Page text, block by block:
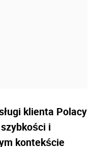
klienta Polacy
i
kontekście